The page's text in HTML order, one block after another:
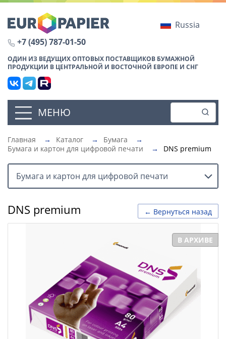
Russia
+7 (495) 787-01-50
ОДИН ИЗ ВЕДУЩИХ ОПТОВЫХ ПОСТАВЩИКОВ БУМАЖНОЙ
ПРОДУКЦИИ В ЦЕНТРАЛЬНОЙ И ВОСТОЧНОЙ ЕВРОПЕ И СНГ
МЕНЮ
Главная → Каталог → Бумага
→
Бумага и картон для цифровой печати
→ DNS premium
Бумага и картон для цифровой печати
← Вернуться назад
DNS premium
В АРХИВЕ